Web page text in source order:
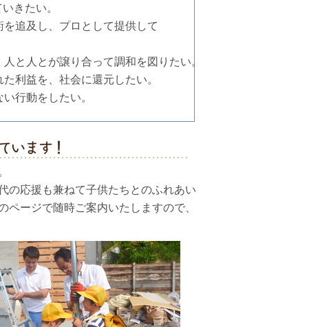
きたい。
を追及し、プロとして提供して
人と人とが譲り合って調和を図りたい。
利益を、社会に還元したい。
行動をしたい。
の応援も兼ねて子供たちとのふれあい
ページで随時ご案内いたしますので、